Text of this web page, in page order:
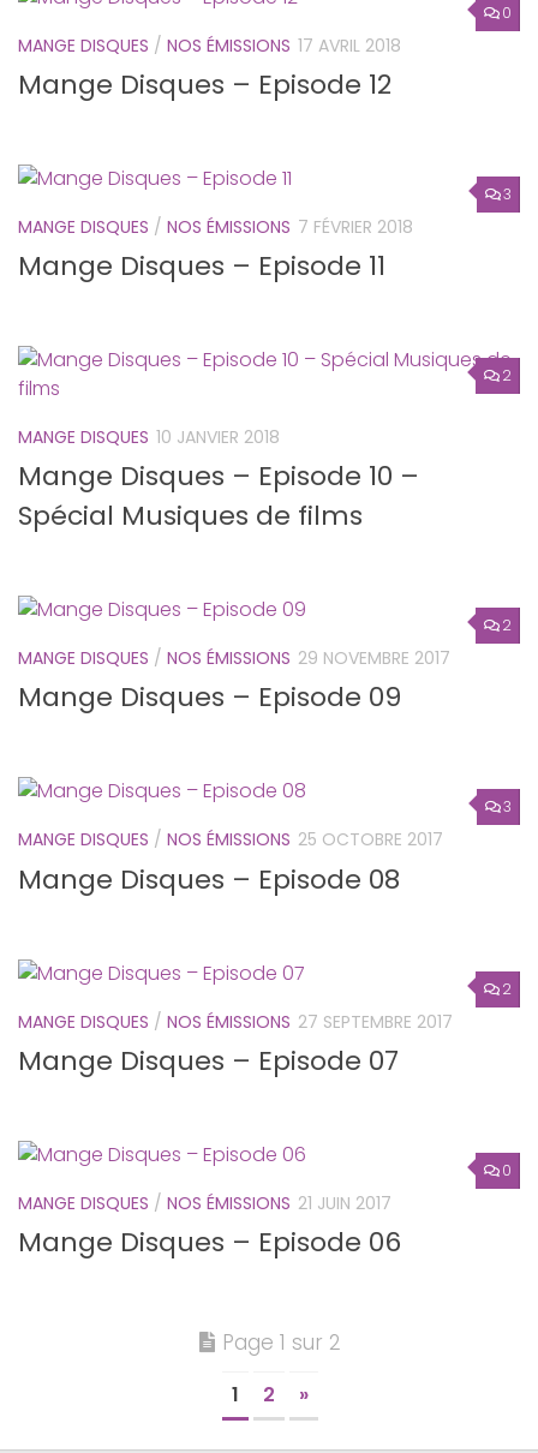
0
MANGE DISQUES / NOS ÉMISSIONS 17 AVRIL 2018
Mange Disques – Episode 12
3
MANGE DISQUES / NOS ÉMISSIONS 7 FÉVRIER 2018
Mange Disques – Episode 11
2
MANGE DISQUES 10 JANVIER 2018
Mange Disques – Episode 10 –
Spécial Musiques de films
2
MANGE DISQUES / NOS ÉMISSIONS 29 NOVEMBRE 2017
Mange Disques – Episode 09
3
MANGE DISQUES / NOS ÉMISSIONS 25 OCTOBRE 2017
Mange Disques – Episode 08
2
MANGE DISQUES / NOS ÉMISSIONS 27 SEPTEMBRE 2017
Mange Disques – Episode 07
0
MANGE DISQUES / NOS ÉMISSIONS 21 JUIN 2017
Mange Disques – Episode 06
Page 1 sur 2
1 2 »